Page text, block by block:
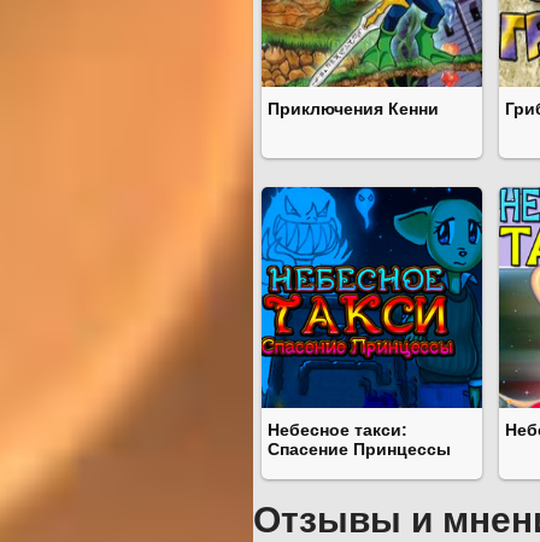
Приключения Кенни
Небесное такси:
Спасение Принцессы
Отзывы и